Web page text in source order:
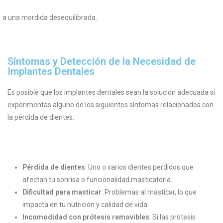
a una mordida desequilibrada.
Síntomas y Detección de la Necesidad de
Implantes Dentales
Es posible que los implantes dentales sean la solución adecuada si
experimentas alguno de los siguientes síntomas relacionados con
la pérdida de dientes:
Pérdida de dientes: Uno o varios dientes perdidos que
afectan tu sonrisa o funcionalidad masticatoria.
Dificultad para masticar: Problemas al masticar, lo que
impacta en tu nutrición y calidad de vida.
Incomodidad con prótesis removibles: Si las prótesis